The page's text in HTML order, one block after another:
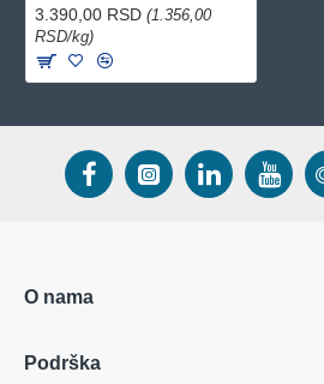
3.390,00 RSD (1.356,00
RSD/kg)
O nama
Podrška